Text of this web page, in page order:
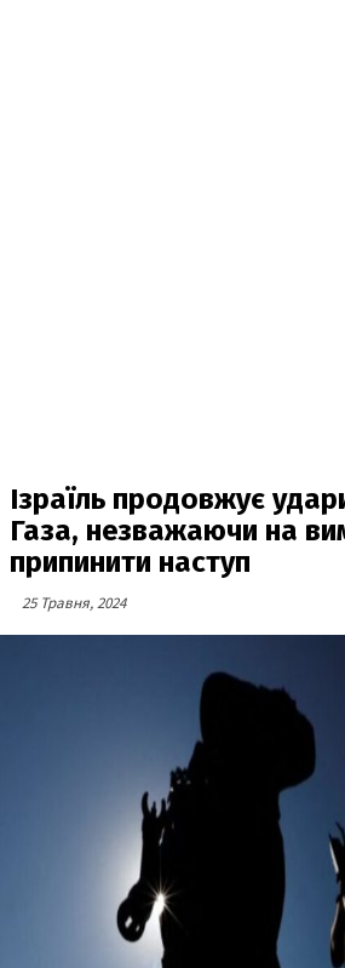
Ізраїль продовжує
Газа, незважаючи на
припинити наступ
25 Травня, 2024